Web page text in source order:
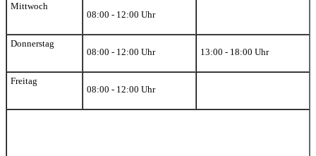
Mittwoch
08:00 - 12:00 Uhr
Donnerstag
08:00 - 12:00 Uhr
13:00 - 18:00 Uhr
Freitag
08:00 - 12:00 Uhr